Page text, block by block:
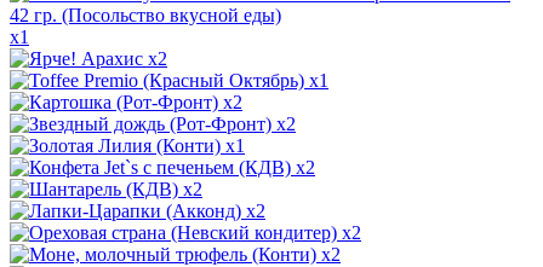
x1
x2
x1
x2
x2
x1
x2
x2
x2
x2
x2